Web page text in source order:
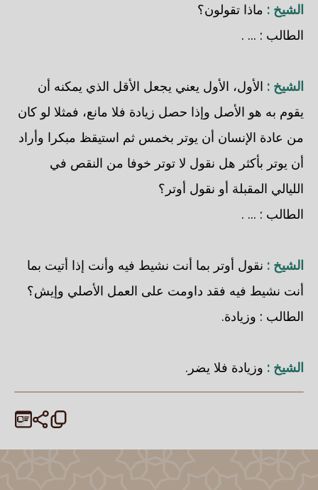
الشيخ : ماذا تقولون؟
الطالب : ... .
الشيخ : الأول، الأول يعني يجعل الأقل الذي يمكنه أن
يقوم به هو الأصل وإذا حصل زيادة فلا مانع، فمثلا لو كان
من عادة الإنسان أن يوتر بخمس ثم استيقظ مبكرا وأراد
أن يوتر بأكثر هل نقول لا توتر خوفا من النقص في
الليالي المقبلة أو نقول أوتر؟
الطالب : ... .
الشيخ : نقول أوتر بما أنت نشيط فيه وأنت إذا أتيت بما
أنت نشيط فيه فقد داومت على العمل الأصلي وإيش؟
الطالب : وزيادة.
الشيخ : وزيادة فلا يضر.